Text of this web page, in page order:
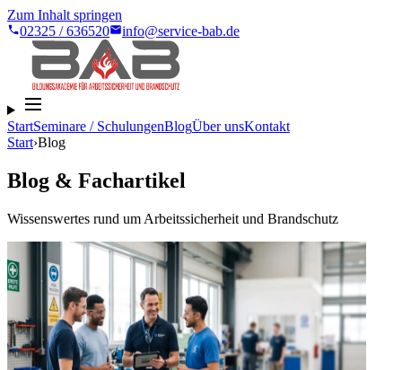
Zum Inhalt springen
02325 / 636520
info@service-bab.de
StartSeminare / SchulungenBlogÜber unsKontakt
Start›Blog
Blog & Fachartikel
Wissenswertes rund um Arbeitssicherheit und Brandschutz